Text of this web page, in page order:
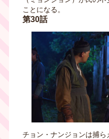
ことになる。
第30話
チョン・ナンジョンは捕